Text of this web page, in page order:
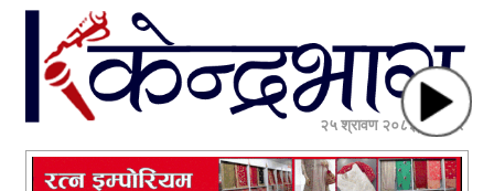
२५ श्रावण २०८३, सोमबार